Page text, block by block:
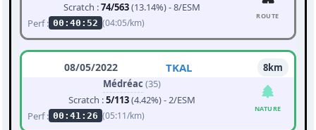
Scratch :74/563(13.14%) - 8/ESM
Perf : 00:40:52 (04:05/km)
ROUTE
08/05/2022 TKAL
8km
Médréac (35)
Scratch :5/113(4.42%) - 2/ESM
Perf : 00:41:26 (05:11/km)
NATURE